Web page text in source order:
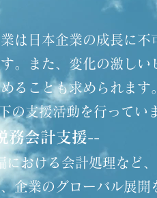
は日本企業の成長に不
。また、変化の激しい
ることも求められます。
の支援活動を行ってい
務会計支援--
おける会計処理など
企業のグローバル展開